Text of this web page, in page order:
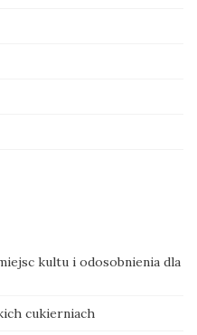
kultu i odosobnienia dla
cukierniach